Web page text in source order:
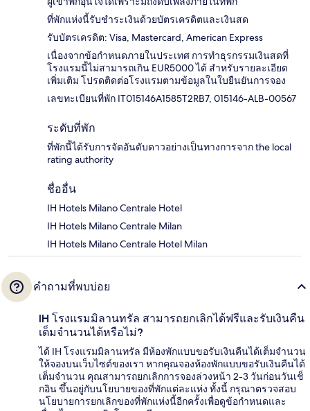
ที่พักแห่งนี้รับชำระเงินด้วยบัตรเครดิตและเงินสด
รับบัตรเครดิต: Visa, Mastercard, American Express
เนื่องจากข้อกำหนดภายในประเทศ การทำธุรกรรมเงินสดที่
โรงแรมนี้ไม่สามารถเกิน EUR5000 ได้ สำหรับรายละเอียด
เพิ่มเติม โปรดติดต่อโรงแรมตามข้อมูลในใบยืนยันการจอง
เลขทะเบียนที่พัก IT015146A1585T2RB7, 015146-ALB-00567
ระดับที่พัก
ที่พักนี้ได้รับการจัดอันดับดาวอย่างเป็นทางการจาก the local
rating authority
ชื่ออื่น
IH Hotels Milano Centrale Hotel
IH Hotels Milano Centrale Milan
IH Hotels Milano Centrale Hotel Milan
คำถามที่พบบ่อย
IH โรงแรมมิลานทรัล สามารถยกเลิกได้ฟรีและรับเงินคืน
เต็มจำนวนได้หรือไม่?
ได้ IH โรงแรมมิลานทรัล มีห้องพักแบบขอรับเงินคืนได้เต็มจำนวน
ให้จองบนเว็บไซต์ของเรา หากคุณจองห้องพักแบบขอรับเงินคืนได้
เต็มจำนวน คุณสามารถยกเลิกการจองล่วงหน้า 2-3 วันก่อนวันเช็
กอิน ขึ้นอยู่กับนโยบายของที่พักแต่ละแห่ง ทั้งนี้ กรุณาตรวจสอบ
นโยบายการยกเลิกของที่พักแห่งนี้อีกครั้งเพื่อดูข้อกำหนดและ